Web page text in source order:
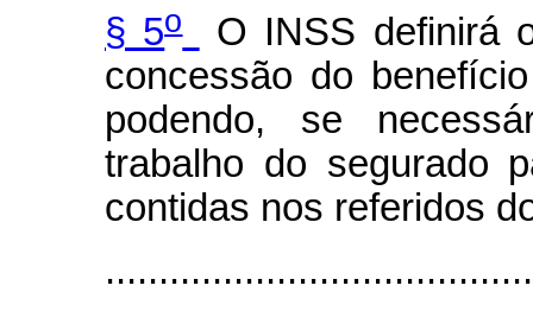
§ 5o
O INSS definirá
concessão do
podendo, se
trabalho do segurado
contidas nos referidos